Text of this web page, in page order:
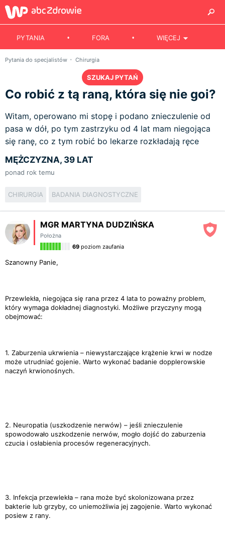
PYTANIA FORA WIĘCEJ
Pytania do specjalistów Chirurgia
SZUKAJ PYTAŃ
Co robić z tą raną, która się nie goi?
Witam, operowano mi stopę i podano znieczulenie od
pasa w dół, po tym zastrzyku od 4 lat mam niegojąca
się ranę, co z tym robić bo lekarze rozkładają ręce
MĘŻCZYZNA, 39 LAT
ponad rok temu
CHIRURGIA BADANIA DIAGNOSTYCZNE
MGR MARTYNA DUDZIŃSKA
Położna
69 poziom zaufania
Szanowny Panie,
Przewlekła, niegojąca się rana przez 4 lata to poważny problem,
który wymaga dokładnej diagnostyki. Możliwe przyczyny mogą
obejmować:
1. Zaburzenia ukrwienia – niewystarczające krążenie krwi w nodze
może utrudniać gojenie. Warto wykonać badanie dopplerowskie
naczyń krwionośnych.
2. Neuropatia (uszkodzenie nerwów) – jeśli znieczulenie
spowodowało uszkodzenie nerwów, mogło dojść do zaburzenia
czucia i osłabienia procesów regeneracyjnych.
3. Infekcja przewlekła – rana może być skolonizowana przez
bakterie lub grzyby, co uniemożliwia jej zagojenie. Warto wykonać
posiew z rany.